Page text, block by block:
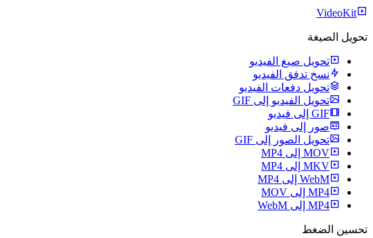
VideoKit
تحويل الصيغة
تحويل صيغ الفيديو
نسخ تدفق الفيديو
تحويل دفعات الفيديو
تحويل الفيديو إلى GIF
GIF إلى فيديو
صور إلى فيديو
تحويل الصور إلى GIF
MOV إلى MP4
MKV إلى MP4
WebM إلى MP4
MP4 إلى MOV
MP4 إلى WebM
تحسين الضغط